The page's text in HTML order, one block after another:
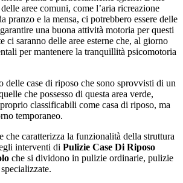
aree comuni, come l’aria ricreazione
pranzo e la mensa, ci potrebbero essere delle
una buona attività motoria per questi
ci saranno delle aree esterne che, al giorno
per mantenere la tranquillità psicomotoria
case di riposo che sono sprovvisti di un
che possesso di questa area verde,
classificabili come casa di riposo, ma
temporaneo.
che caratterizza la funzionalità della struttura
interventi di Pulizie Case Di Riposo
che si dividono in pulizie ordinarie, pulizie